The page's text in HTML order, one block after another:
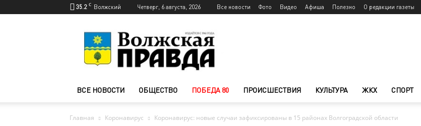
35.2 C Волжский Четверг, 6 августа, 2026 Все новости Фото Видео Афиша Полезно О редакции газеты
Волжского
—
Волжская
ВСЕ НОВОСТИ ОБЩЕСТВО ПОБЕДА 80 ПРОИСШЕСТВИЯ КУЛЬТУРА ЖКХ СПОРТ
Главная Коронавирус Коронавирус: новые случаи зафиксированы в 15 районах Волгоградской области